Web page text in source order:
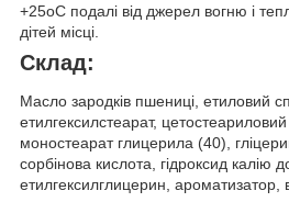
+25оС подалі від джерел вогню і
дітей місці.
Склад:
Масло зародків пшениці, етиловий
етилгексилстеарат,
моностеарат глицерила (40),
сорбінова кислота, гідроксид калію
етилгексилглицерин, ароматизатор,